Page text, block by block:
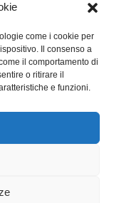
come i cookie per
Il consenso a
il comportamento di
o ritirare il
e funzioni.
designed by